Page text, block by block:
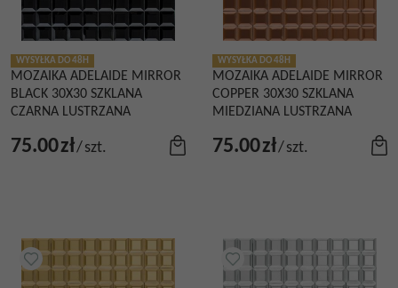
WYSYŁKA DO 48H
MOZAIKA ADELAIDE MIRROR
BLACK 30X30 SZKLANA
CZARNA LUSTRZANA
75.00zł/szt.
WYSYŁKA DO 48H
MOZAIKA ADELAIDE MIRROR
COPPER 30X30 SZKLANA
MIEDZIANA LUSTRZANA
75.00zł/szt.